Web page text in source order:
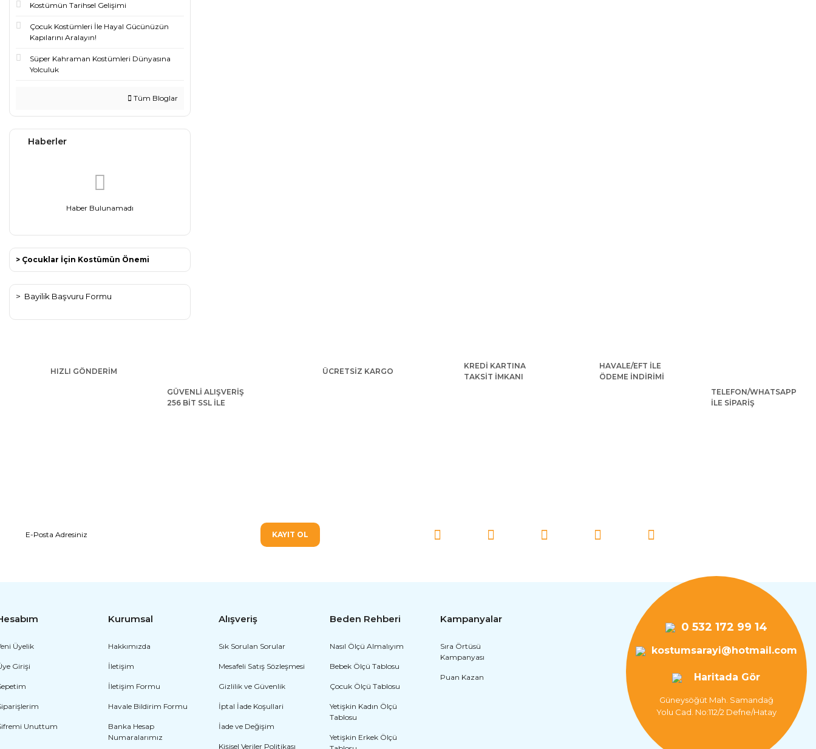
Kostümün Tarihsel Gelişimi
Çocuk Kostümleri İle Hayal Gücünüzün
Kapılarını Aralayın!
Süper Kahraman Kostümleri Dünyasına
Yolculuk
Tüm Bloglar
Haberler
Haber Bulunamadı
> Çocuklar İçin Kostümün Önemi
> Bayilik Başvuru Formu
HIZLI GÖNDERİM
GÜVENLİ ALIŞVERİŞ
256 BİT SSL İLE
ÜCRETSİZ KARGO
KREDİ KARTINA
TAKSİT İMKANI
HAVALE/EFT İLE
ÖDEME İNDİRİMİ
TELEFON/WHATSAPP
İLE SİPARİŞ
KAYIT OL
Üyelik
Girişi
Unuttum
Kurumsal
Hakkımızda
İletişim
İletişim Formu
Havale Bildirim Formu
Banka Hesap
Numaralarımız
Alışveriş
Sık Sorulan Sorular
Mesafeli Satış Sözleşmesi
Gizlilik ve Güvenlik
İptal İade Koşullari
İade ve Değişim
Kişisel Veriler Politikası
Beden Rehberi
Nasıl Ölçü Almalıyım
Bebek Ölçü Tablosu
Çocuk Ölçü Tablosu
Yetişkin Kadın Ölçü
Tablosu
Yetişkin Erkek Ölçü
Kampanyalar
Sıra Örtüsü
Kampanyası
Puan Kazan
0 532 172 99 14
kostumsarayi@hotmail.com
Haritada Gör
Güneysöğüt Mah. Samandağ
Yolu Cad. No:112/2 Defne/Hatay